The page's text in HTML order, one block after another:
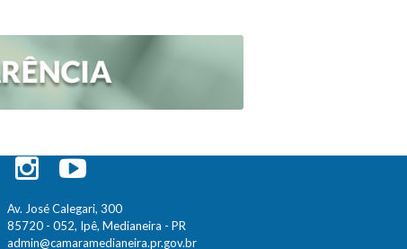
Av. José Calegari, 300
85720 - 052, Ipê, Medianeira - PR
admin@camaramedianeira.pr.gov.br